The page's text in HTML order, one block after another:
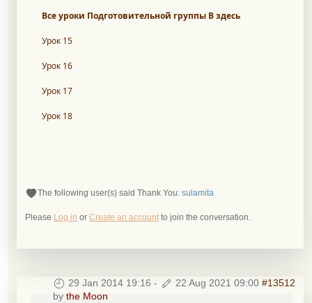
Все уроки Подготовительной группы В здесь
Урок 15
Урок 16
Урок 17
Урок 18
The following user(s) said Thank You: sulamita
Please Log in or Create an account to join the conversation.
29 Jan 2014 19:16 - 22 Aug 2021 09:00 #13512
by the Moon